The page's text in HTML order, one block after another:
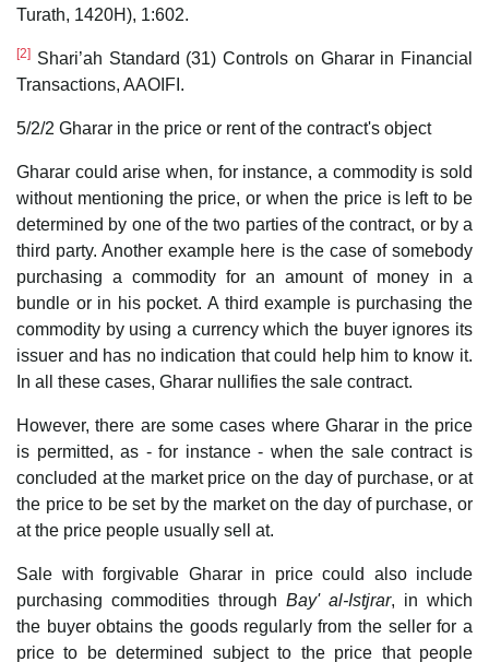
Turath, 1420H), 1:602.
[2] Shari’ah Standard (31) Controls on Gharar in Financial
Transactions, AAOIFI.
5/2/2 Gharar in the price or rent of the contract's object
Gharar could arise when, for instance, a commodity is sold
without mentioning the price, or when the price is left to be
determined by one of the two parties of the contract, or by a
third party. Another example here is the case of somebody
purchasing a commodity for an amount of money in a
bundle or in his pocket. A third example is purchasing the
commodity by using a currency which the buyer ignores its
issuer and has no indication that could help him to know it.
In all these cases, Gharar nullifies the sale contract.
However, there are some cases where Gharar in the price
is permitted, as - for instance - when the sale contract is
concluded at the market price on the day of purchase, or at
the price to be set by the market on the day of purchase, or
at the price people usually sell at.
Sale with forgivable Gharar in price could also include
purchasing commodities through Bay' al-Istjrar, in which
the buyer obtains the goods regularly from the seller for a
price to be determined subject to the price that people